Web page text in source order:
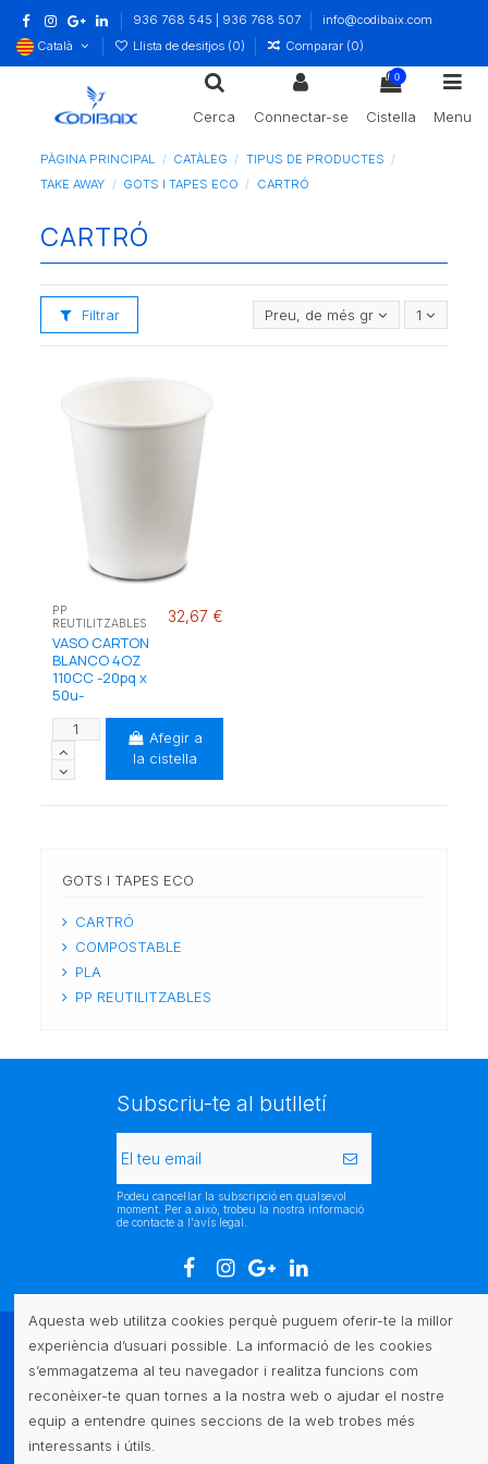
936 768 545 | 936 768 507
info@codibaix.com
Català
Llista de desitjos (0) Comparar (0)
Cerca Connectar-se
0
Cistella Menu
PÀGINA PRINCIPAL CATÀLEG
TIPUS DE PRODUCTES
TAKE AWAY
GOTS I TAPES ECO CARTRÓ
CARTRÓ
Filtrar Preu, de més gran a més petit
1
PP
REUTILITZABLES
VASO CARTON
BLANCO 4OZ
110CC -20pq x
50u-
32,67 €
Afegir a
la cistella
GOTS I TAPES ECO
CARTRÓ
COMPOSTABLE
PLA
PP REUTILITZABLES
Subscriu-te al butlletí
Podeu cancel·lar la subscripció en qualsevol
moment. Per a això, trobeu la nostra informació
de contacte a l'avís legal.
Atenció al client
Legal
Aquesta web utilitza cookies perquè puguem oferir-te la millor
experiència d’usuari possible. La informació de les cookies
s’emmagatzema al teu navegador i realitza funcions com
reconèixer-te quan tornes a la nostra web o ajudar el nostre
equip a entendre quines seccions de la web trobes més
interessants i útils.